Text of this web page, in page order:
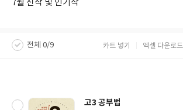
7월 신작 및 인기작
전체 0/9 카트 넣기 엑셀 다운로드
고3 공부법